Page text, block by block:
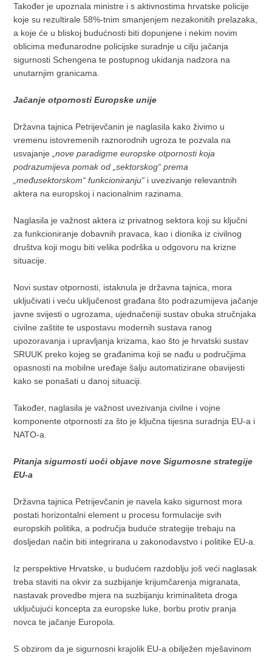
Također je upoznala ministre i s aktivnostima hrvatske policije
koje su rezultirale 58%-tnim smanjenjem nezakonitih prelazaka,
a koje će u bliskoj budućnosti biti dopunjene i nekim novim
oblicima međunarodne policijske suradnje u cilju jačanja
sigurnosti Schengena te postupnog ukidanja nadzora na
unutarnjim granicama.
Jačanje otpornosti Europske unije
Državna tajnica Petrijevčanin je naglasila kako živimo u
vremenu istovremenih raznorodnih ugroza te pozvala na
usvajanje
„nove paradigme europske otpornosti koja
podrazumijeva pomak od „sektorskog“ prema
„međusektorskom“ funkcioniranju“ i uvezivanje relevantnih
aktera na europskoj i nacionalnim razinama.
Naglasila je važnost aktera iz privatnog sektora koji su ključni
za funkcioniranje dobavnih pravaca, kao i dionika iz civilnog
društva koji mogu biti velika podrška u odgovoru na krizne
situacije.
Novi sustav otpornosti, istaknula je državna tajnica, mora
uključivati i veću uključenost građana što podrazumijeva jačanje
javne svijesti o ugrozama, ujednačeniji sustav obuka stručnjaka
civilne zaštite te uspostavu modernih sustava ranog
upozoravanja i upravljanja krizama, kao što je hrvatski sustav
SRUUK preko kojeg se građanima koji se nađu u područjima
opasnosti na mobilne uređaje šalju automatizirane obavijesti
kako se ponašati u danoj situaciji.
Također, naglasila je važnost uvezivanja civilne i vojne
komponente otpornosti za što je ključna tijesna suradnja EU-a i
NATO-a.
Pitanja sigurnosti uoči objave nove Sigurnosne strategije
EU-a
Državna tajnica Petrijevčanin je navela kako sigurnost mora
postati horizontalni element u procesu formulacije svih
europskih politika, a područja buduće strategije trebaju na
dosljedan način biti integrirana u zakonodavstvo i politike EU-a.
Iz perspektive Hrvatske, u budućem razdoblju još veći naglasak
treba staviti na okvir za suzbijanje krijumčarenja migranata,
nastavak provedbe mjera na suzbijanju kriminaliteta droga
uključujući koncepta za europske luke, borbu protiv pranja
novca te jačanje Europola.
S obzirom da je sigurnosni krajolik EU-a obilježen mješavinom